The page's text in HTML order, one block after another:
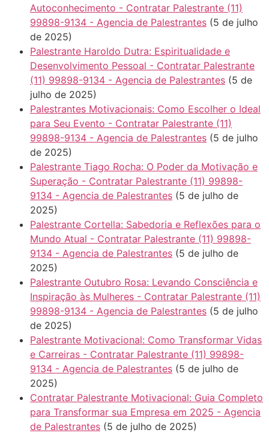
Autoconhecimento - Contratar Palestrante (11)
99898-9134 - Agencia de Palestrantes (5 de julho
de 2025)
Palestrante Haroldo Dutra: Espiritualidade e
Desenvolvimento Pessoal - Contratar Palestrante
(11) 99898-9134 - Agencia de Palestrantes (5 de
julho de 2025)
Palestrantes Motivacionais: Como Escolher o Ideal
para Seu Evento - Contratar Palestrante (11)
99898-9134 - Agencia de Palestrantes (5 de julho
de 2025)
Palestrante Tiago Rocha: O Poder da Motivação e
Superação - Contratar Palestrante (11) 99898-
9134 - Agencia de Palestrantes (5 de julho de
2025)
Palestrante Cortella: Sabedoria e Reflexões para o
Mundo Atual - Contratar Palestrante (11) 99898-
9134 - Agencia de Palestrantes (5 de julho de
2025)
Palestrante Outubro Rosa: Levando Consciência e
Inspiração às Mulheres - Contratar Palestrante (11)
99898-9134 - Agencia de Palestrantes (5 de julho
de 2025)
Palestrante Motivacional: Como Transformar Vidas
e Carreiras - Contratar Palestrante (11) 99898-
9134 - Agencia de Palestrantes (5 de julho de
2025)
Contratar Palestrante Motivacional: Guia Completo
para Transformar sua Empresa em 2025 - Agencia
de Palestrantes (5 de julho de 2025)